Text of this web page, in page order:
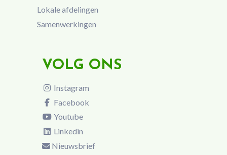
Lokale afdelingen
Samenwerkingen
VOLG ONS
Instagram
Facebook
Youtube
Linkedin
Nieuwsbrief